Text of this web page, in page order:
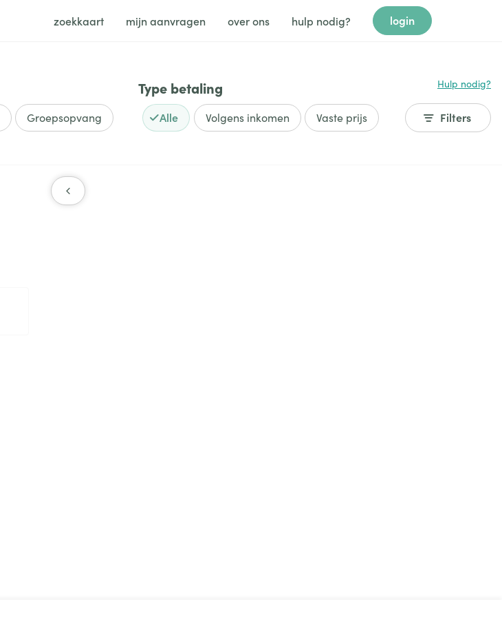
zoekkaart mijn aanvragen over ons hulp nodig? login
Groepsopvang
Type betaling
Alle Volgens inkomen Vaste prijs
Hulp nodig?
Filters
+
-